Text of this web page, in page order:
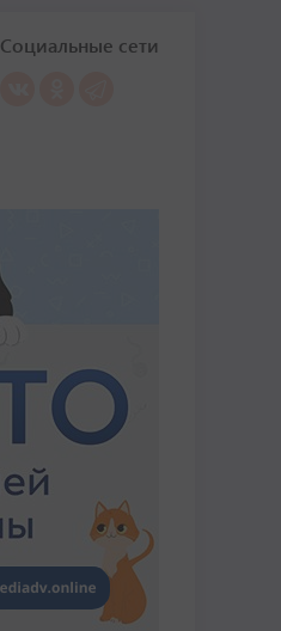
Социальные сети